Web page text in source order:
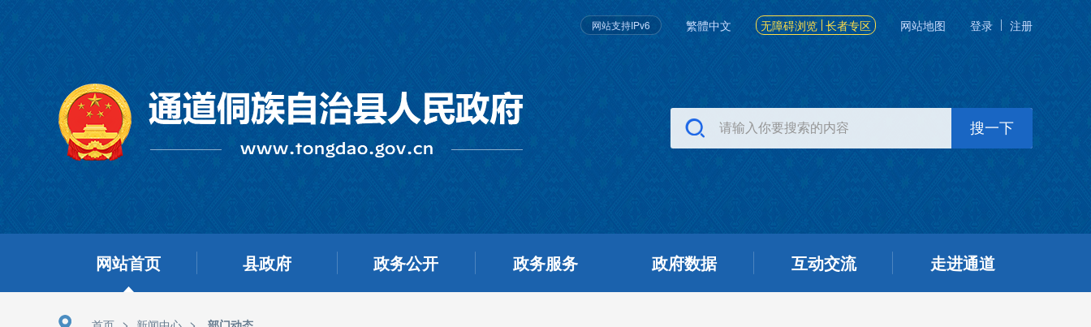
网站支持IPv6 繁體中文 无障碍浏览 长者专区 网站地图 登录 注册
网站首页 县政府 政务公开 政务服务 政府数据 互动交流 走进通道